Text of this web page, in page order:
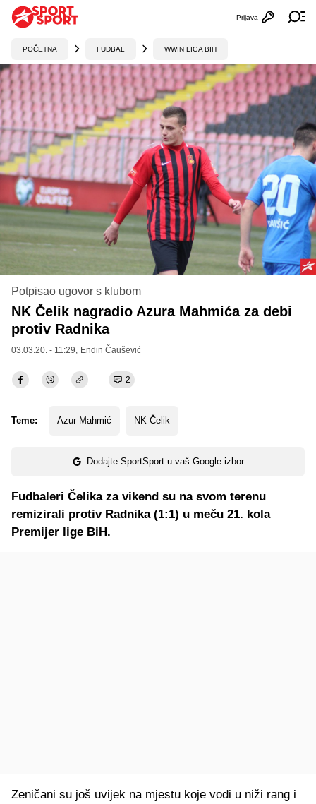
Otvori
Prijava
POČETNA FUDBAL WWIN LIGA BIH
Potpisao ugovor s klubom
NK Čelik nagradio Azura Mahmića za debi
protiv Radnika
03.03.20. - 11:29, Endin Čaušević
2
Teme: Azur Mahmić NK Čelik
Dodajte SportSport u vaš Google izbor
Fudbaleri Čelika za vikend su na svom terenu
remizirali protiv Radnika (1:1) u meču 21. kola
Premijer lige BiH.
Zeničani su još uvijek na mjestu koje vodi u niži rang i